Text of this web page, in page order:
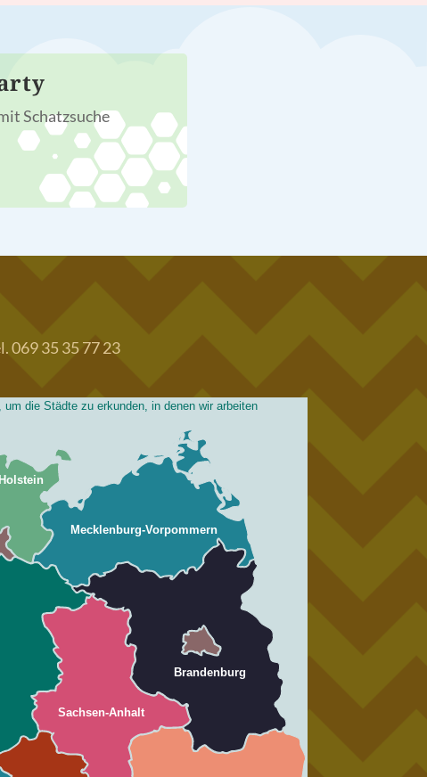
Schatzsuche
069 35 35 77 23
Sachsen-Anhalt
Mecklenburg-Vorpommern
Brandenburg
die Städte zu erkunden, in denen wir arbeiten